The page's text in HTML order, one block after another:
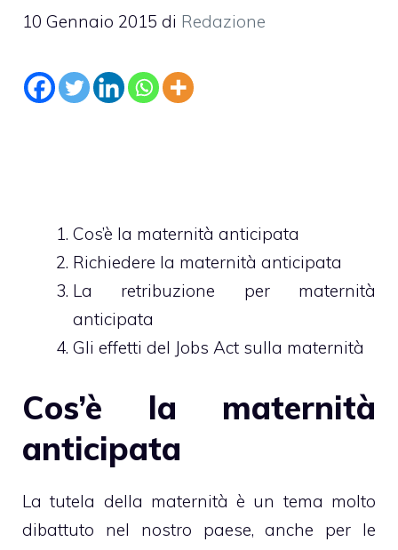
10 Gennaio 2015 di Redazione
Cos’è la maternità anticipata
Richiedere la maternità anticipata
La retribuzione per maternità
anticipata
Gli effetti del Jobs Act sulla maternità
Cos’è la maternità
anticipata
La tutela della maternità è un tema molto
dibattuto nel nostro paese, anche per le